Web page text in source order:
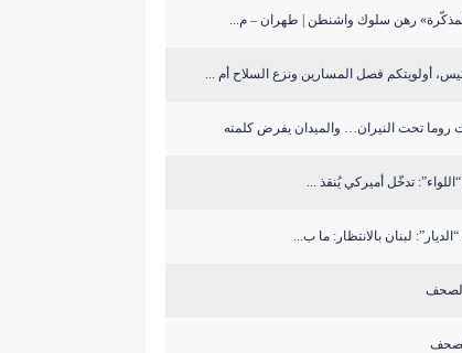
رهن سلوك واشنطن | طهران – م...
أولويتكم فصل المسارين ونزع السلاح أم ...
روما تحت النيران… والميدان يفرض كلمته
“اللواء”: تدخّل أميركي يُنقذ ...
لبنان بالانتظار: ما ب...